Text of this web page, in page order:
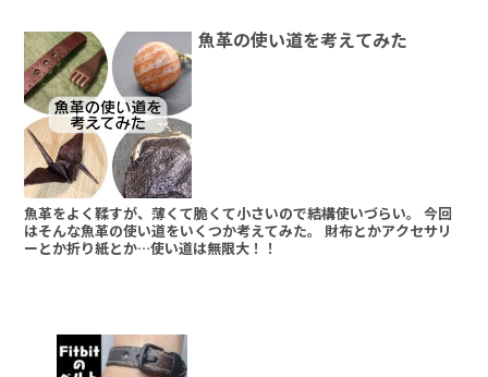
魚革の使い道を考えてみた
魚革をよく鞣すが、薄くて脆くて小さいので結構使いづらい。 今回
はそんな魚革の使い道をいくつか考えてみた。 財布とかアクセサリ
ーとか折り紙とか…使い道は無限大！！